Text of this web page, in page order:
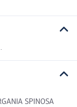
SPINOSA